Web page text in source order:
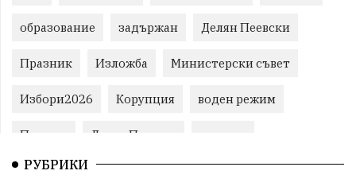
образование задържан Делян Пеевски
Празник Изложба Министерски съвет
Избори2026 Корупция воден режим
Пожари ЛетниПожари
ОбластПлевен
РУБРИКИ